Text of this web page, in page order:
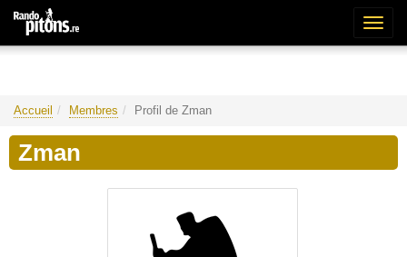
Accueil Membres Profil de Zman
Zman